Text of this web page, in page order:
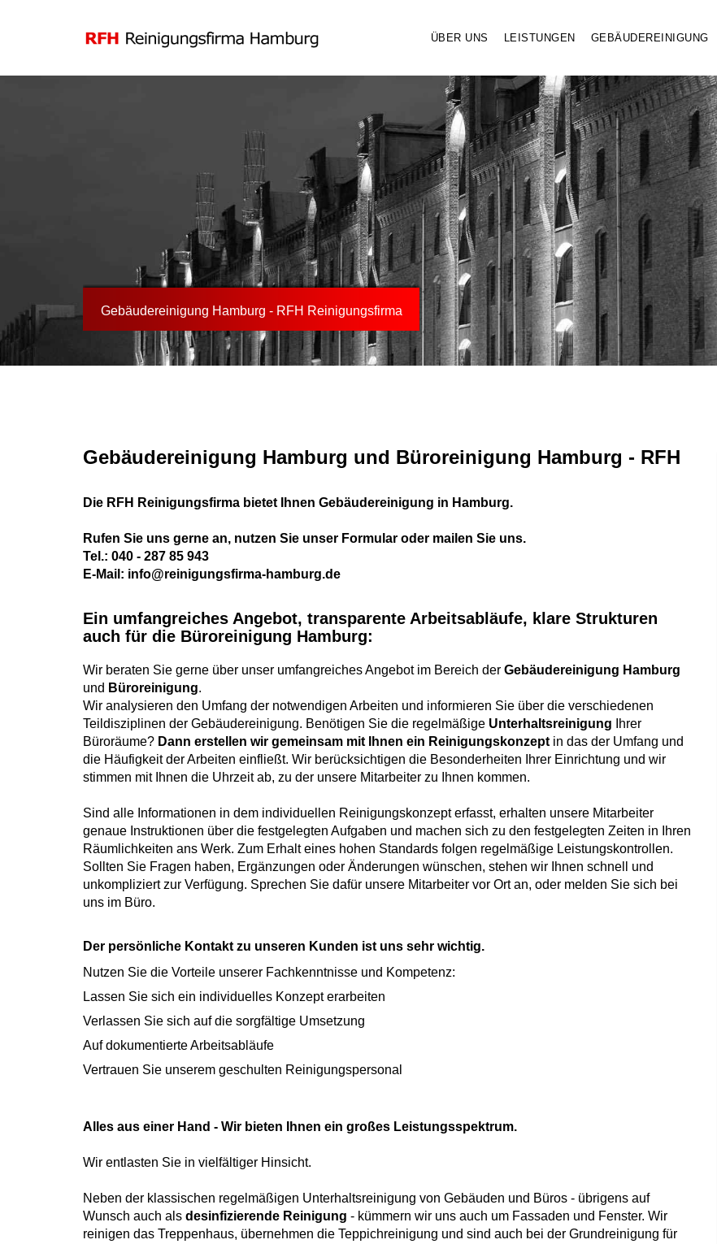
ÜBER UNS LEISTUNGEN GEBÄUDEREINIGUNG
Gebäudereinigung Hamburg - RFH Reinigungsfirma
Gebäudereinigung Hamburg und Büroreinigung Hamburg - RFH
Die RFH Reinigungsfirma bietet Ihnen Gebäudereinigung in Hamburg.
Rufen Sie uns gerne an, nutzen Sie unser Formular oder mailen Sie uns.
Tel.: 040 - 287 85 943
E-Mail: info@reinigungsfirma-hamburg.de
Ein umfangreiches Angebot, transparente Arbeitsabläufe, klare Strukturen
auch für die Büroreinigung Hamburg:
Wir beraten Sie gerne über unser umfangreiches Angebot im Bereich der Gebäudereinigung Hamburg
und Büroreinigung.
Wir analysieren den Umfang der notwendigen Arbeiten und informieren Sie über die verschiedenen
Teildisziplinen der Gebäudereinigung. Benötigen Sie die regelmäßige Unterhaltsreinigung Ihrer
Büroräume? Dann erstellen wir gemeinsam mit Ihnen ein Reinigungskonzept in das der Umfang und
die Häufigkeit der Arbeiten einfließt. Wir berücksichtigen die Besonderheiten Ihrer Einrichtung und wir
stimmen mit Ihnen die Uhrzeit ab, zu der unsere Mitarbeiter zu Ihnen kommen.
Sind alle Informationen in dem individuellen Reinigungskonzept erfasst, erhalten unsere Mitarbeiter
genaue Instruktionen über die festgelegten Aufgaben und machen sich zu den festgelegten Zeiten in Ihren
Räumlichkeiten ans Werk. Zum Erhalt eines hohen Standards folgen regelmäßige Leistungskontrollen.
Sollten Sie Fragen haben, Ergänzungen oder Änderungen wünschen, stehen wir Ihnen schnell und
unkompliziert zur Verfügung. Sprechen Sie dafür unsere Mitarbeiter vor Ort an, oder melden Sie sich bei
uns im Büro.
Der persönliche Kontakt zu unseren Kunden ist uns sehr wichtig.
Nutzen Sie die Vorteile unserer Fachkenntnisse und Kompetenz:
Lassen Sie sich ein individuelles Konzept erarbeiten
Verlassen Sie sich auf die sorgfältige Umsetzung
Auf dokumentierte Arbeitsabläufe
Vertrauen Sie unserem geschulten Reinigungspersonal
Alles aus einer Hand - Wir bieten Ihnen ein großes Leistungsspektrum.
Wir entlasten Sie in vielfältiger Hinsicht.
Neben der klassischen regelmäßigen Unterhaltsreinigung von Gebäuden und Büros - übrigens auf
Wunsch auch als desinfizierende Reinigung - kümmern wir uns auch um Fassaden und Fenster. Wir
reinigen das Treppenhaus, übernehmen die Teppichreinigung und sind auch bei der Grundreinigung für